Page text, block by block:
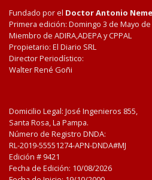
Fundado por el Doctor Antonio
Primera edición: Domingo 3 de Mayo de
Miembro de ADIRA,ADEPA y CPPAL
Propietario: El Diario SRL
Director Periodístico:
Walter René Goñi
Domicilio Legal: José Ingenieros 855,
Santa Rosa, La Pampa.
Número de Registro DNDA:
RL-2019-55551274-APN-DNDA#MJ
Edición # 9421
Fecha de Edición: 10/08/2026